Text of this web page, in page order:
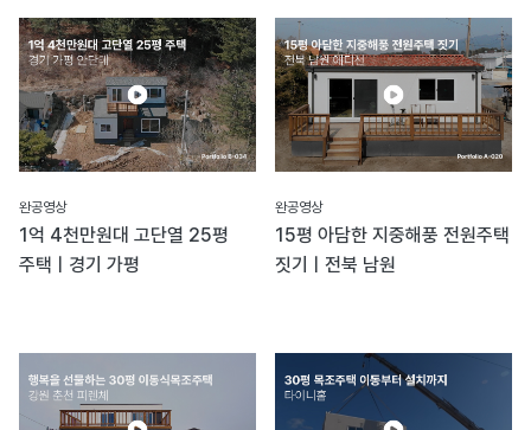
완공영상
1억 4천만원대 고단열 25평
주택ㅣ경기 가평
완공영상
15평 아담한 지중해풍 전원주택
짓기ㅣ전북 남원